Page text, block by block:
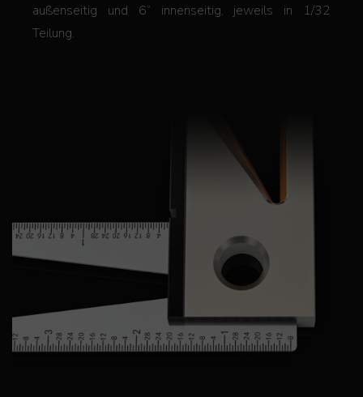
außenseitig und 6” innenseitig, jeweils in 1/32
Teilung.